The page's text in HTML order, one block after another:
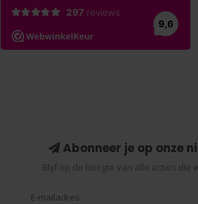
Abonneer je op onze
Blijf op de hoogte van alle acties die